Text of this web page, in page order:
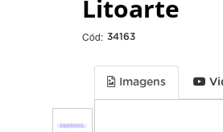
Litoarte
Cód: 34163
Imagens